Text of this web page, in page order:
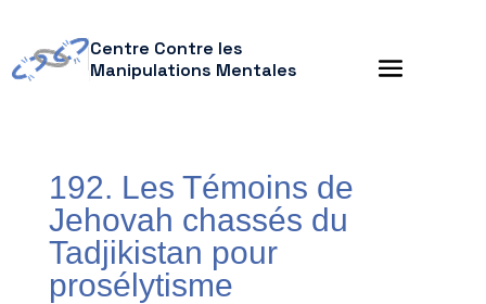
Centre Contre les
Manipulations Mentales
192. Les Témoins de
Jehovah chassés du
Tadjikistan pour
prosélytisme